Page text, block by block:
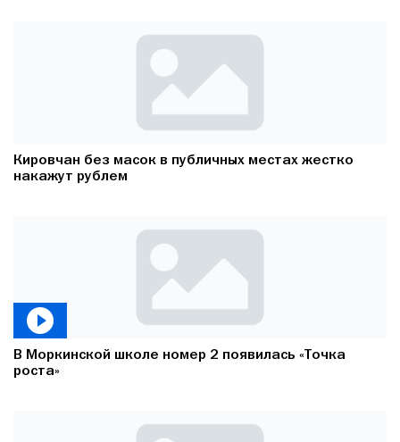
Кировчан без масок в публичных местах жестко
накажут рублем
В Моркинской школе номер 2 появилась «Точка
роста»